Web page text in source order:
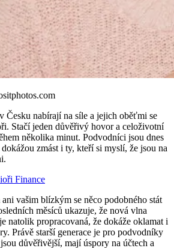
Česku nabírají na síle a jejich oběťmi se
Stačí jeden důvěřivý hovor a celoživotní
několika minut. Podvodníci jsou dnes
zmást i ty, kteří si myslí, že jsou na
Finance
vašim blízkým se něco podobného stát
měsíců ukazuje, že nová vlna
natolik propracovaná, že dokáže oklamat i
Právě starší generace je pro podvodníky
důvěřivější, mají úspory na účtech a